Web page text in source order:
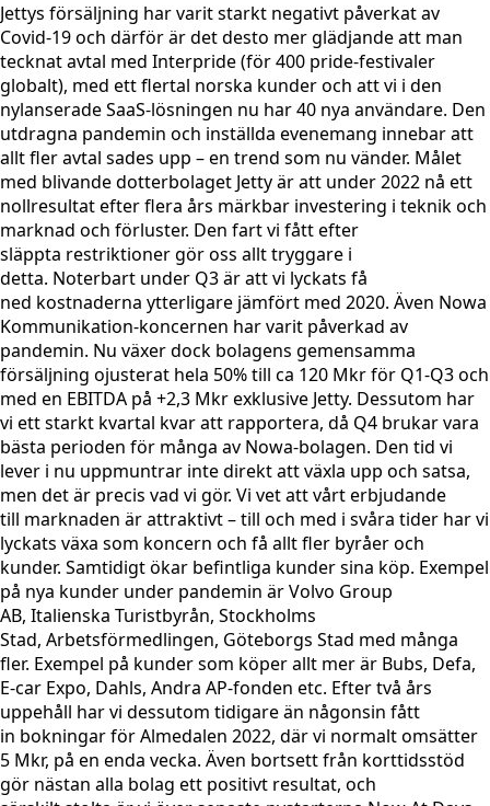
Jettys försäljning har varit starkt negativt påverkat av
Covid-19 och därför är det desto mer glädjande att man
tecknat avtal med Interpride (för 400 pride-festivaler
globalt), med ett flertal norska kunder och att vi i den
nylanserade SaaS-lösningen nu har 40 nya användare. Den
utdragna pandemin och inställda evenemang innebar att
allt fler avtal sades upp – en trend som nu vänder. Målet
med blivande dotterbolaget Jetty är att under 2022 nå ett
nollresultat efter flera års märkbar investering i teknik och
marknad och förluster. Den fart vi fått efter
släppta restriktioner gör oss allt tryggare i
detta. Noterbart under Q3 är att vi lyckats få
ned kostnaderna ytterligare jämfört med 2020. Även Nowa
Kommunikation-koncernen har varit påverkad av
pandemin. Nu växer dock bolagens gemensamma
försäljning ojusterat hela 50% till ca 120 Mkr för Q1-Q3 och
med en EBITDA på +2,3 Mkr exklusive Jetty. Dessutom har
vi ett starkt kvartal kvar att rapportera, då Q4 brukar vara
bästa perioden för många av Nowa-bolagen. Den tid vi
lever i nu uppmuntrar inte direkt att växla upp och satsa,
men det är precis vad vi gör. Vi vet att vårt erbjudande
till marknaden är attraktivt – till och med i svåra tider har vi
lyckats växa som koncern och få allt fler byråer och
kunder. Samtidigt ökar befintliga kunder sina köp. Exempel
på nya kunder under pandemin är Volvo Group
AB, Italienska Turistbyrån, Stockholms
Stad, Arbetsförmedlingen, Göteborgs Stad med många
fler. Exempel på kunder som köper allt mer är Bubs, Defa,
E-car Expo, Dahls, Andra AP-fonden etc. Efter två års
uppehåll har vi dessutom tidigare än någonsin fått
in bokningar för Almedalen 2022, där vi normalt omsätter
5 Mkr, på en enda vecka. Även bortsett från korttidsstöd
gör nästan alla bolag ett positivt resultat, och